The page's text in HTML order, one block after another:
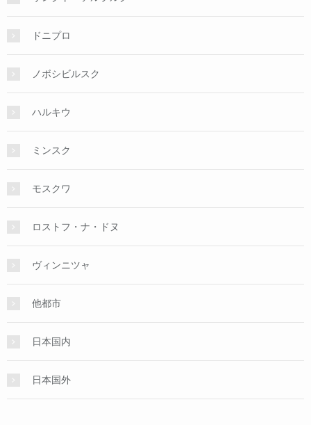
ドニプロ
ノボシビルスク
ハルキウ
ミンスク
モスクワ
ロストフ・ナ・ドヌ
ヴィンニツャ
他都市
日本国内
日本国外